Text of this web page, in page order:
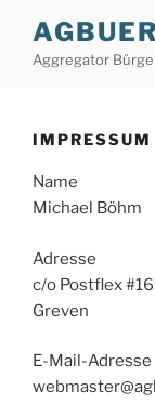
Inhalt
springenAggregator
IMPRESSUM
Name
Michael Böhm
Adresse
c/o Postflex
Greven
E-Mail-Adresse